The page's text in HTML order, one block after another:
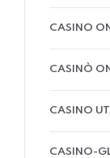
CASINO
CASINÒ
CASINO
CASINO-